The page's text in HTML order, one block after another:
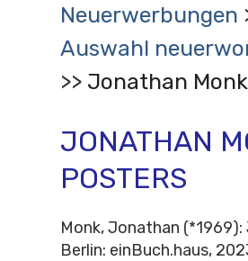
Neuerwerbungen
Auswahl
Jonathan
JONATHAN
POSTERS
Monk, Jonathan
Berlin: einBuch.haus,